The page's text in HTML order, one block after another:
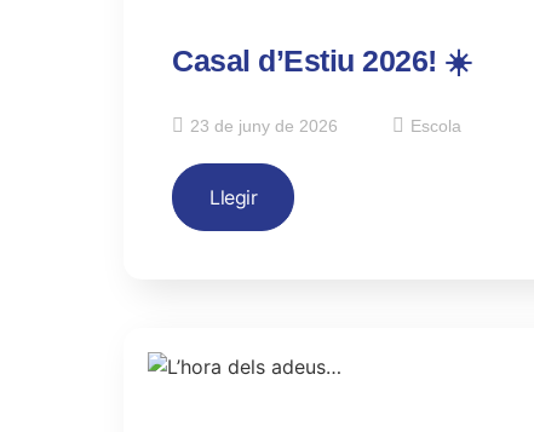
Casal d’Estiu 2026! ☀️
23 de juny de 2026 Escola
Llegir